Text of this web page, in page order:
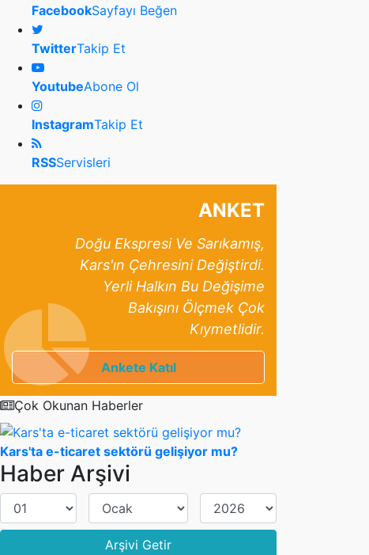
FacebookSayfayı Beğen
TwitterTakip Et
YoutubeAbone Ol
InstagramTakip Et
RSSServisleri
ANKET
Doğu Ekspresi Ve Sarıkamış,
Kars'ın Çehresini Değiştirdi.
Yerli Halkın Bu Değişime
Bakışını Ölçmek Çok
Kıymetlidir.
Ankete Katıl
Çok Okunan Haberler
Kars'ta e-ticaret sektörü gelişiyor mu?
Haber Arşivi
Arşivi Getir